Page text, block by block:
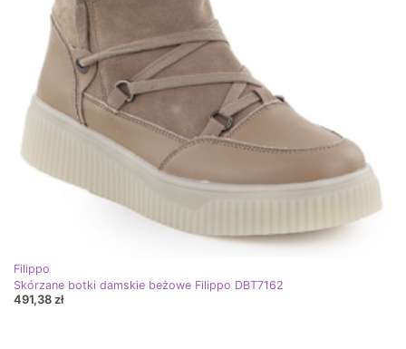
Filippo
Skórzane botki damskie beżowe Filippo DBT7162
491,38 zł